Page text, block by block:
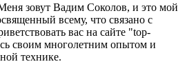
зовут Вадим Соколов, и это мой
всему, что связано с
вас на сайте "top-
своим многолетним опытом и
технике.